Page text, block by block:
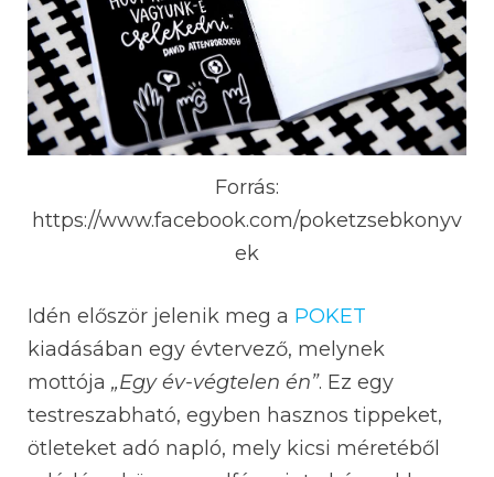
Forrás:
https://www.facebook.com/poketzsebkonyv
ek
Idén először jelenik meg a POKET
kiadásában egy évtervező, melynek
mottója „Egy év-végtelen én”. Ez egy
testreszabható, egyben hasznos tippeket,
ötleteket adó napló, mely kicsi méretéből